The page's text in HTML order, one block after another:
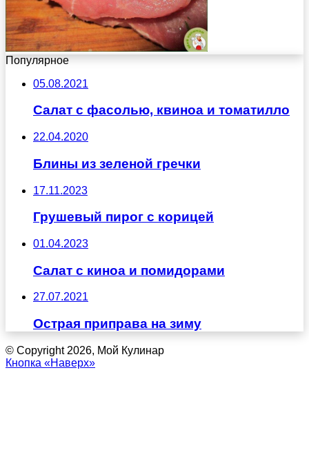
Популярное
05.08.2021
Салат с фасолью, квиноа и томатилло
22.04.2020
Блины из зеленой гречки
17.11.2023
Грушевый пирог с корицей
01.04.2023
Салат с киноа и помидорами
27.07.2021
Острая приправа на зиму
© Copyright 2026, Мой Кулинар
Кнопка «Наверх»